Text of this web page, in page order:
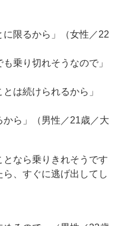
に限るから」（女性／22
乗り切れそうなので」
は続けられるから」
から」（男性／21歳／大
なら乗りきれそうです
、すぐに逃げ出してし